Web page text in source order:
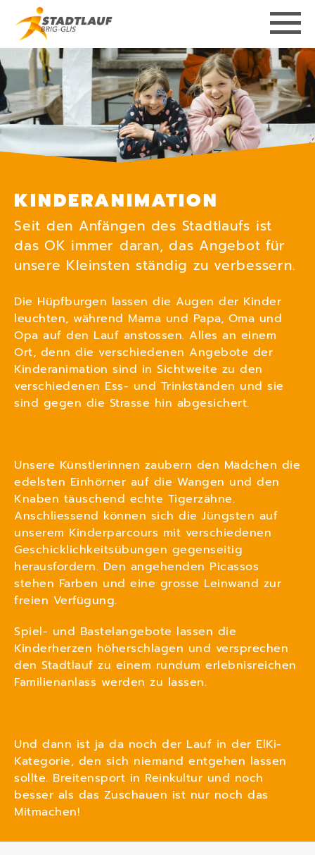
KINDERANIMATION
Seit den Anfängen des Stadtlaufs ist
das OK immer daran, das Angebot für
unsere Kleinsten ständig zu verbessern.
Die Hüpfburgen lassen die Augen der Kinder
leuchten, während Mama und Papa, Oma und
Opa auf den Lauf anstossen. Alles an einem
Ort, denn die verschiedenen Angebote der
Kinderanimation sind in Sichtweite zu den
verschiedenen Ess- und Trinkständen und sie
sind gegen die Strasse hin abgesichert.
Unsere Künstlerinnen zaubern den Mädchen die
edelsten Einhörner auf die Wangen und den
Knaben täuschend echte Tigerzähne.
Anschliessend können sich die Jüngsten auf
unserem Kinderparcours mit verschiedenen
Geschicklichkeitsübungen gegenseitig
herausfordern. Den angehenden Picassos
stehen Farben und eine grosse Leinwand zur
freien Verfügung.
Spiel- und Bastelangebote lassen die
Kinderherzen höherschlagen und versprechen
den Stadtlauf zu einem rundum erlebnisreichen
Familienanlass werden zu lassen.
Und dann ist ja da noch der Lauf in der ElKi-
Kategorie, den sich niemand entgehen lassen
sollte. Breitensport in Reinkultur und noch
besser als das Zuschauen ist nur noch das
Mitmachen!